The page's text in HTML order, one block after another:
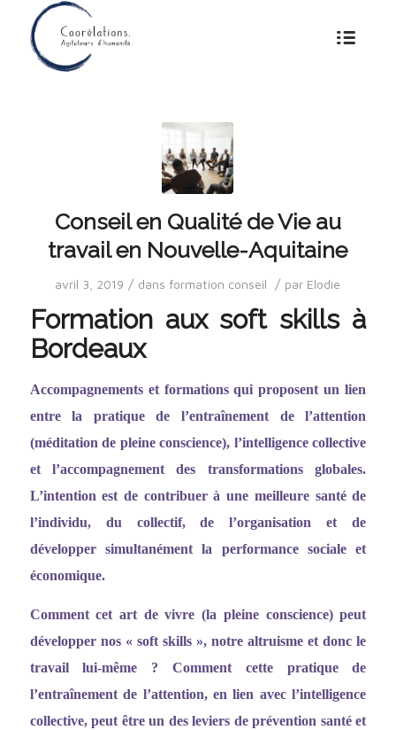
Conseil en Qualité de Vie au
travail en Nouvelle-Aquitaine
avril 3, 2019 / dans formation conseil / par Elodie
Formation aux soft skills à
Bordeaux
Accompagnements et formations qui proposent un lien
entre la pratique de l’entraînement de l’attention
(méditation de pleine conscience), l’intelligence collective
et l’accompagnement des transformations globales.
L’intention est de contribuer à une meilleure santé de
l’individu, du collectif, de l’organisation et de
développer simultanément la performance sociale et
économique.
Comment cet art de vivre (la pleine conscience) peut
développer nos « soft skills», notre altruisme et donc le
travail lui-même ? Comment cette pratique de
l’entraînement de l’attention, en lien avec l’intelligence
collective, peut être un des leviers de prévention santé et